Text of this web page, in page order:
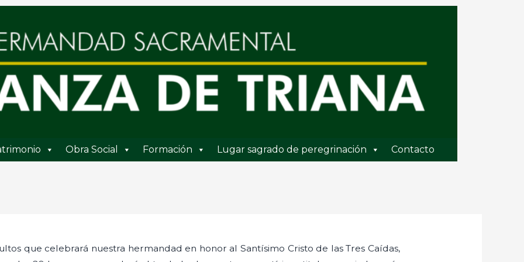
Obra Social Formación Lugar sagrado de peregrinación Contacto
que celebrará nuestra hermandad en honor al Santísimo Cristo de las Tres Caídas,